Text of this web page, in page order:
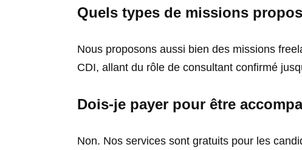
Quels types de missions
Nous proposons aussi bien des missions
CDI, allant du rôle de consultant confirmé
Dois-je payer pour être
Non. Nos services sont gratuits pour les